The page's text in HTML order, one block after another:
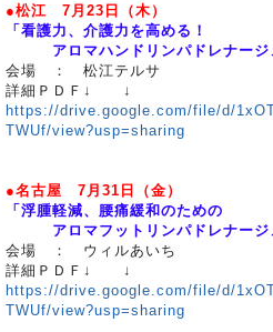
●松江 7月23日（木）
「看護力、介護力を高める！
アロマハンドリンパドレナージ
会場 ： 松江テルサ
詳細ＰＤＦ↓ ↓
https://drive.google.com/file/d/
TWUf/view?usp=sharing
●名古屋 7月31日（金）
「浮腫軽減、腰痛緩和のための
アロマフットリンパドレナージ
会場 ： ウィルあいち
詳細ＰＤＦ↓ ↓
https://drive.google.com/file/d/
TWUf/view?usp=sharing